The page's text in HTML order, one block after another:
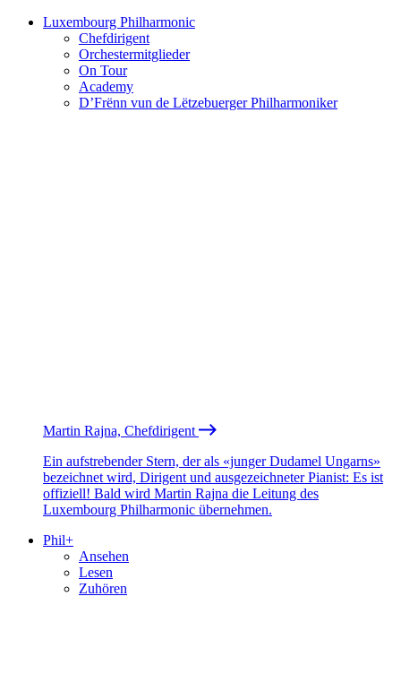
Luxembourg Philharmonic
Chefdirigent
Orchestermitglieder
On Tour
Academy
D’Frënn vun de Lëtzebuerger Philharmoniker
Martin Rajna, Chefdirigent
Ein aufstrebender Stern, der als «junger Dudamel Ungarns»
bezeichnet wird, Dirigent und ausgezeichneter Pianist: Es ist
offiziell! Bald wird Martin Rajna die Leitung des
Luxembourg Philharmonic übernehmen.
Phil+
Ansehen
Lesen
Zuhören